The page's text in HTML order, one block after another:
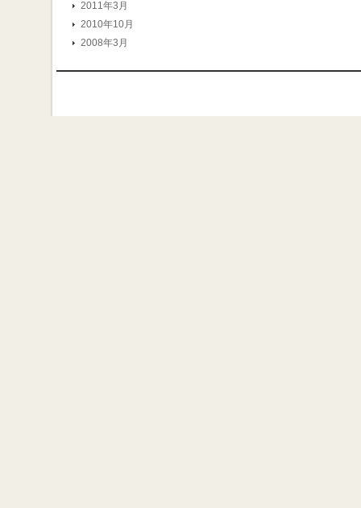
2011年3月
2010年10月
2008年3月